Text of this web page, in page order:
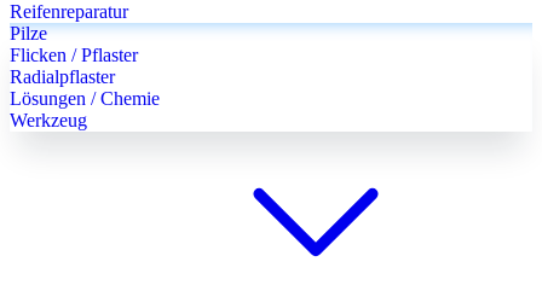
Reifenreparatur
Pilze
Flicken / Pflaster
Radialpflaster
Lösungen / Chemie
Werkzeug